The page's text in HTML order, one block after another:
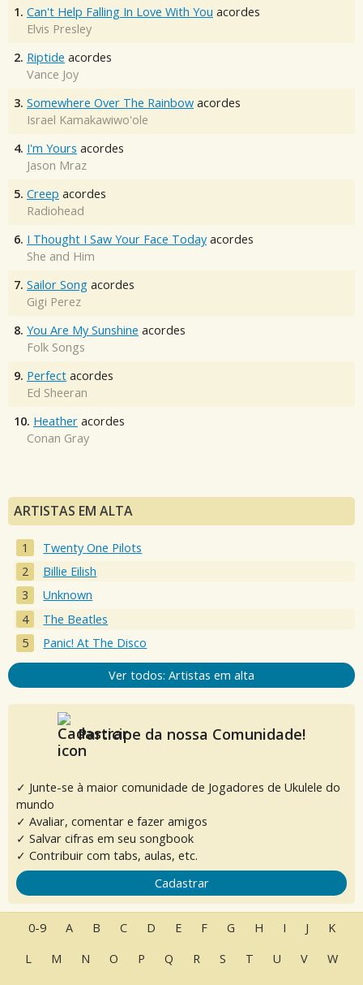
1. Can't Help Falling In Love With You acordes
Elvis Presley
2. Riptide acordes
Vance Joy
3. Somewhere Over The Rainbow acordes
Israel Kamakawiwo'ole
4. I'm Yours acordes
Jason Mraz
5. Creep acordes
Radiohead
6. I Thought I Saw Your Face Today acordes
She and Him
7. Sailor Song acordes
Gigi Perez
8. You Are My Sunshine acordes
Folk Songs
9. Perfect acordes
Ed Sheeran
10. Heather acordes
Conan Gray
ARTISTAS EM ALTA
Twenty One Pilots
Billie Eilish
Unknown
The Beatles
Panic! At The Disco
Ver todos: Artistas em alta
Participe da nossa Comunidade!
✓ Junte-se à maior comunidade de Jogadores de Ukulele do
mundo
✓ Avaliar, comentar e fazer amigos
✓ Salvar cifras em seu songbook
✓ Contribuir com tabs, aulas, etc.
Cadastrar
0-9 A B C D E F G H I J
K
L
M N O P Q R S T U V
W